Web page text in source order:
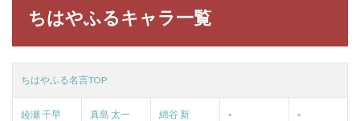
ちはやふるキャラ一覧
ちはやふる名言TOP
綾瀬 千早 真島 太一 綿谷 新 - -